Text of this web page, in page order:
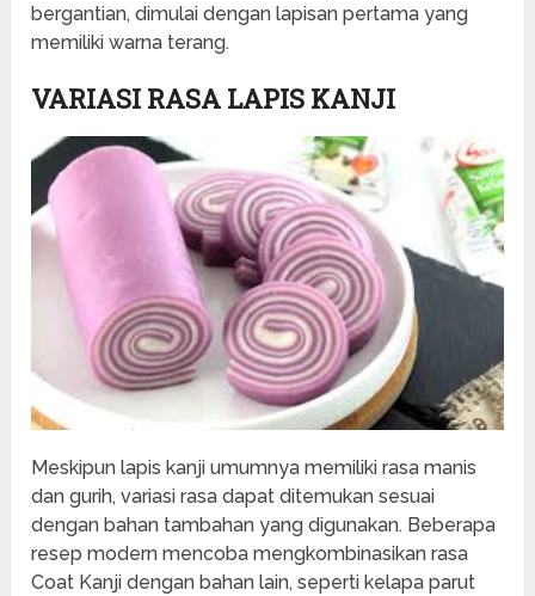
bergantian, dimulai dengan lapisan pertama yang
memiliki warna terang.
VARIASI RASA LAPIS KANJI
Meskipun lapis kanji umumnya memiliki rasa manis
dan gurih, variasi rasa dapat ditemukan sesuai
dengan bahan tambahan yang digunakan. Beberapa
resep modern mencoba mengkombinasikan rasa
Coat Kanji dengan bahan lain, seperti kelapa parut